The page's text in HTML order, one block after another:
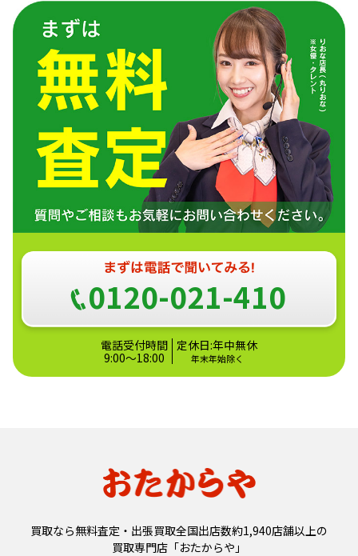
0120-021-410
電話受付時間
9:00～18:00
定休日:年中無休
年末年始除く
買取なら無料査定・出張買取全国出店数約1,940店舗以上の
買取専門店「おたからや」